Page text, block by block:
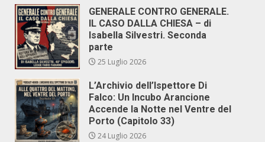
GENERALE CONTRO GENERALE.
IL CASO DALLA CHIESA – di
Isabella Silvestri. Seconda
parte
25 Luglio 2026
L’Archivio dell’Ispettore Di
Falco: Un Incubo Arancione
Accende la Notte nel Ventre del
Porto (Capitolo 33)
24 Luglio 2026